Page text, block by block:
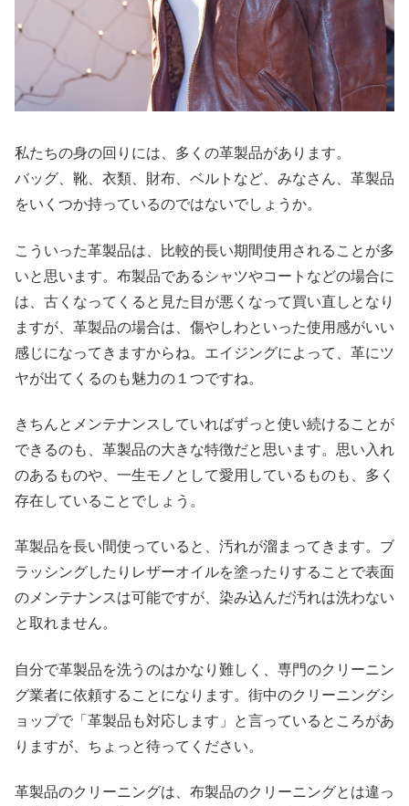
私たちの身の回りには、多くの革製品があります。
バッグ、靴、衣類、財布、ベルトなど、みなさん、革製品
をいくつか持っているのではないでしょうか。
こういった革製品は、比較的長い期間使用されることが多
いと思います。布製品であるシャツやコートなどの場合に
は、古くなってくると見た目が悪くなって買い直しとなり
ますが、革製品の場合は、傷やしわといった使用感がいい
感じになってきますからね。エイジングによって、革にツ
ヤが出てくるのも魅力の１つですね。
きちんとメンテナンスしていればずっと使い続けることが
できるのも、革製品の大きな特徴だと思います。思い入れ
のあるものや、一生モノとして愛用しているものも、多く
存在していることでしょう。
革製品を長い間使っていると、汚れが溜まってきます。ブ
ラッシングしたりレザーオイルを塗ったりすることで表面
のメンテナンスは可能ですが、染み込んだ汚れは洗わない
と取れません。
自分で革製品を洗うのはかなり難しく、専門のクリーニン
グ業者に依頼することになります。街中のクリーニングシ
ョップで「革製品も対応します」と言っているところがあ
りますが、ちょっと待ってください。
革製品のクリーニングは、布製品のクリーニングとは違っ